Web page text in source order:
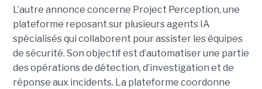
L’autre annonce concerne Project Perception, une
plateforme reposant sur plusieurs agents IA
spécialisés qui collaborent pour assister les équipes
de sécurité. Son objectif est d’automatiser une partie
des opérations de détection, d’investigation et de
réponse aux incidents. La plateforme coordonne